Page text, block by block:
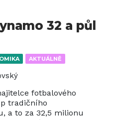
AKTUÁLNĚ
32 a půl
fotbalového
tradičního
a to za 32,5 milionu